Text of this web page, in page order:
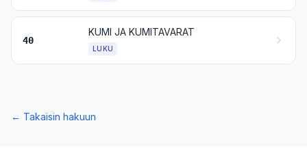
40
KUMI JA KUMITAVARAT
LUKU
← Takaisin hakuun